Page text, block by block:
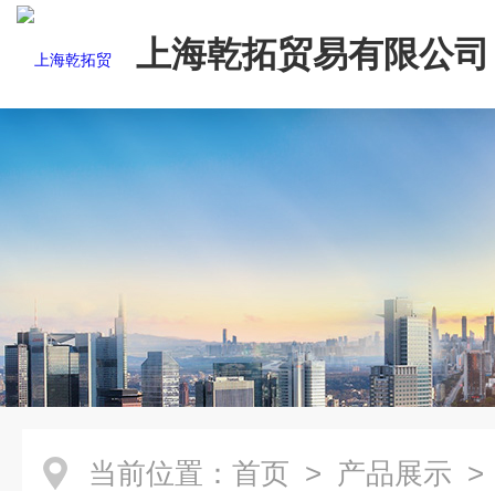
上海乾拓贸易有限公司
当前位置： 首页 > 产品展示